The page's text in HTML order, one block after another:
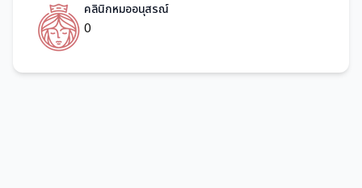
คลินิกหมออนุสรณ์​
0